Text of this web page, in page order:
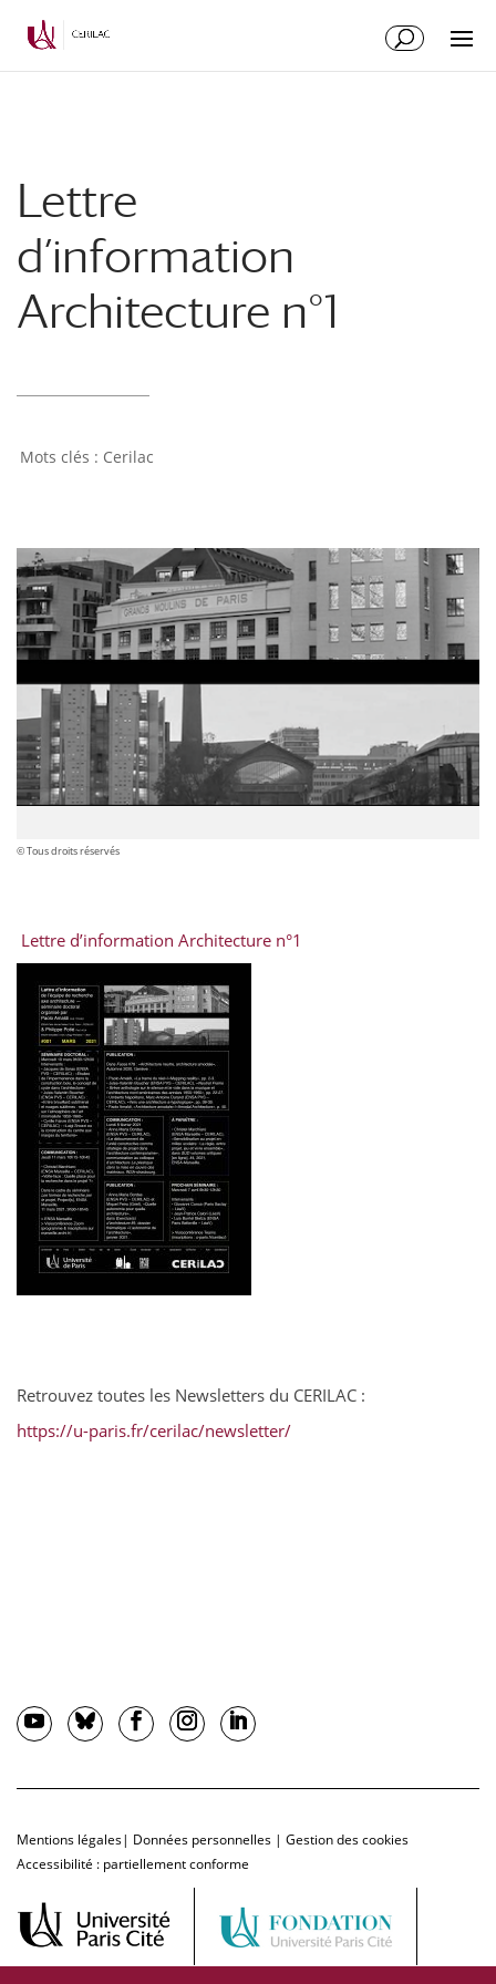
Lettre
d’information
Architecture n°1
Cerilac
© Tous droits réservés
Lettre d’information Architecture n°1
Retrouvez toutes les Newsletters du CERILAC :
https://u-paris.fr/cerilac/newsletter/
Mentions légales| Données personnelles | Gestion des cookies
Accessibilité : partiellement conforme